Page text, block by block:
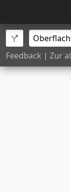
Feedback | Zur